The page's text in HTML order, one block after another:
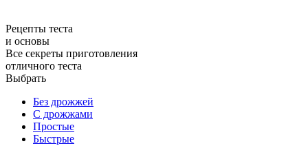
Рецепты теста
и основы
Все секреты приготовления
отличного теста
Выбрать
Без дрожжей
С дрожжами
Простые
Быстрые